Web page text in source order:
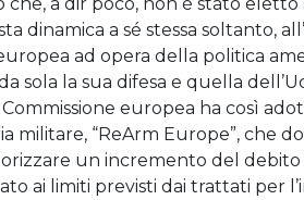
dinamica a sé stessa soltanto,
ad opera della politica
sola la sua difesa e quella
Commissione europea ha così
militare, “ReArm Europe”, che
un incremento del debito
ai limiti previsti dai trattati per